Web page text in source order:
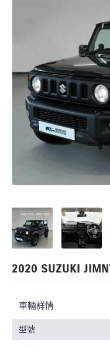
2020 SUZUKI
車輛詳情
型號